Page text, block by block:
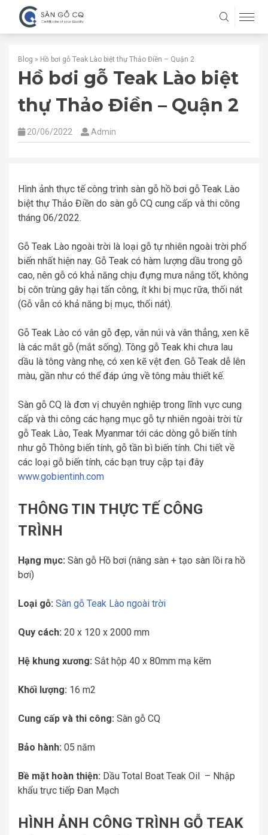
Blog » Hồ bơi gỗ Teak Lào biệt thự Thảo Điền – Quận 2
Hồ bơi gỗ Teak Lào biệt
thự Thảo Điền – Quận 2
20/06/2022 Admin
Hình ảnh thực tế công trình sàn gỗ hồ bơi gỗ Teak Lào
biệt thự Thảo Điền do sàn gỗ CQ cung cấp và thi công
tháng 06/2022.
Gỗ Teak Lào ngoài trời là loại gỗ tự nhiên ngoài trời phổ
biến nhất hiện nay. Gỗ Teak có hàm lượng dầu trong gỗ
cao, nên gỗ có khả năng chịu đựng mưa nắng tốt, không
bị côn trùng gây hại tấn công, ít khi bị mục rữa, thối nát
(Gỗ vẫn có khả năng bị mục, thối nát).
Gỗ Teak Lào có vân gỗ đẹp, vân núi và vân thẳng, xen kẽ
là các mắt gỗ (mắt sống). Tông gỗ Teak khi chưa lau
dầu là tông vàng nhẹ, có xen kẽ vệt đen. Gỗ Teak dễ lên
màu, gần như có thể đáp ứng về tông màu thiết kế.
Sàn gỗ CQ là đơn vị chuyên nghiệp trong lĩnh vực cung
cấp và thi công các hạng mục gỗ tự nhiên ngoài trời từ
gỗ Teak Lào, Teak Myanmar tới các dòng gỗ biến tính
như gỗ Thông biến tính, gỗ tần bì biến tính. Chi tiết về
các loại gỗ biến tính, các bạn truy cập tại đây
www.gobientinh.com
THÔNG TIN THỰC TẾ CÔNG
TRÌNH
Hạng mục: Sàn gỗ Hồ bơi (nâng sàn + tạo sàn lồi ra hồ
bơi)
Loại gỗ: Sàn gỗ Teak Lào ngoài trời
Quy cách: 20 x 120 x 2000 mm
Hệ khung xương: Sắt hộp 40 x 80mm mạ kẽm
Khối lượng: 16 m2
Cung cấp và thi công: Sàn gỗ CQ
Bảo hành: 05 năm
Bề mặt hoàn thiện: Dầu Total Boat Teak Oil – Nhập
khẩu trực tiếp Đan Mạch
HÌNH ẢNH CÔNG TRÌNH GỖ TEAK